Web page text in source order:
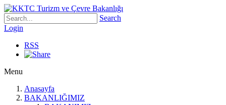
Search
Login
RSS
Menu
Anasayfa
BAKANLIĞIMIZ